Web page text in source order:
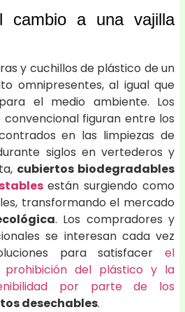
cambio a una vajilla
y cuchillos de plástico de un
omnipresentes, al igual que
el medio ambiente. Los
figuran entre los
en las limpiezas de
siglos en vertederos y
cubiertos biodegradables
están surgiendo como
transformando el mercado
. Los compradores y
se interesan cada vez
para satisfacer el
del plástico y la
por parte de los
desechables.